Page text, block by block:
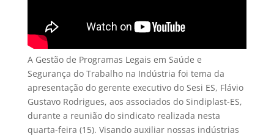
A Gestão de Programas Legais em Saúde e
Segurança do Trabalho na Indústria foi tema da
apresentação do gerente executivo do Sesi ES, Flávio
Gustavo Rodrigues, aos associados do Sindiplast-ES,
durante a reunião do sindicato realizada nesta
quarta-feira (15). Visando auxiliar nossas indústrias